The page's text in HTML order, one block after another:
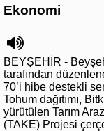
Ekonomi
BEYŞEHİR -
tarafından
70’i hibe destekli
Tohum dağıtımı,
yürütülen Tarım
(TAKE) Projesi